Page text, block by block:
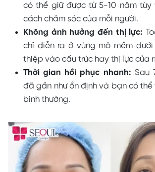
có thể giữ được từ 5-10 năm
cách chăm sóc của mỗi người.
Không ảnh hưởng đến thị lực:
chỉ diễn ra ở vùng mô mềm
thiệp vào cấu trúc hay thị lực của
Thời gian hồi phục nhanh: Sau
đã gần như ổn định và bạn có thể
bình thường.